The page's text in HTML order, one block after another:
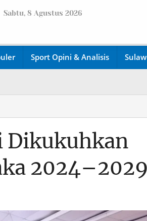
Sabtu, 8 Agustus 2026
Sport Opini & Analisis
Dikukuhkan